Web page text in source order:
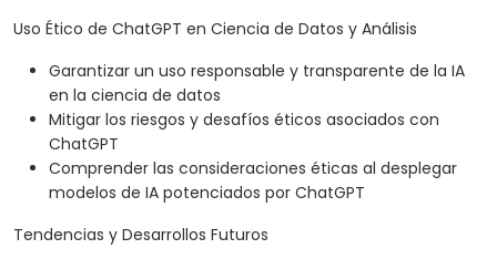
Uso Ético de ChatGPT en Ciencia de Datos y Análisis
Garantizar un uso responsable y transparente de la IA
en la ciencia de datos
Mitigar los riesgos y desafíos éticos asociados con
ChatGPT
Comprender las consideraciones éticas al desplegar
modelos de IA potenciados por ChatGPT
Tendencias y Desarrollos Futuros